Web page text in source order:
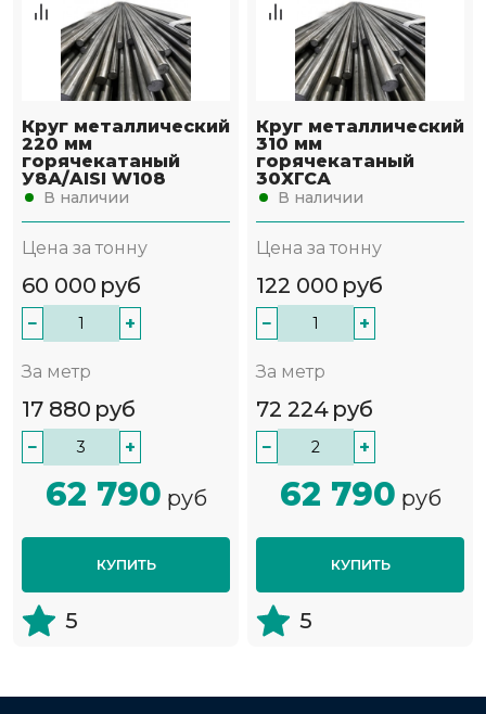
Круг металлический
220 мм
горячекатаный
У8А/AISI W108
В наличии
Цена за тонну
60 000 руб
− +
За метр
17 880 руб
− +
62 790 руб
КУПИТЬ
5
Круг металлический
310 мм
горячекатаный
30ХГСА
В наличии
Цена за тонну
122 000 руб
− +
За метр
72 224 руб
− +
62 790 руб
КУПИТЬ
5